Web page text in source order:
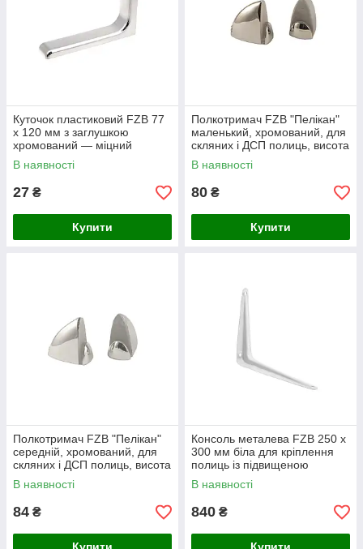
Куточок пластиковий FZB 77
x 120 мм з заглушкою
хромований — міцний
універсальний тримач для
полиць
В наявності
27 ₴
Купити
Полкотримач FZB "Пелікан"
маленький, хромований, для
скляних і ДСП полиць, висота
40 мм, 2 шт.
В наявності
80 ₴
Купити
Полкотримач FZB "Пелікан"
середній, хромований, для
скляних і ДСП полиць, висота
50 мм, 2 шт.
В наявності
84 ₴
Консоль металева FZB 250 х
300 мм біла для кріплення
полиць із підвищеною
міцністю
В наявності
840 ₴